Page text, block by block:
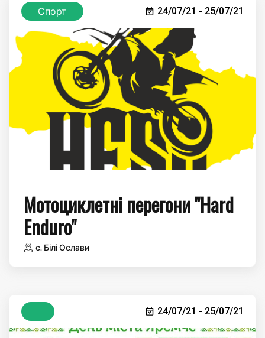
Спорт 24/07/21 - 25/07/21
Мотоциклетні перегони "Hard
Enduro"
с. Білі Ослави
24/07/21 - 25/07/21